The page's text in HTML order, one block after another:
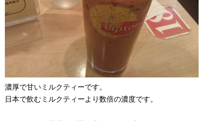
濃厚で甘いミルクティーです。
日本で飲むミルクティーより数倍の濃度です。